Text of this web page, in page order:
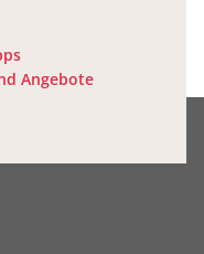
Angebote